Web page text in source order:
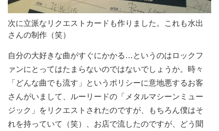
次に立派なリクエストカードも作りました。これも水出
さんの制作（笑）
自分の大好きな曲がすぐにかかる…というのはロックフ
ァンにとってはたまらないのではないでしょうか。時々
「どんな曲でも流す」というポリシーに意地悪するお客
さんがいまして、ルーリードの「メタルマシーンミュー
ジック」をリクエストされたのですが、もちろん僕はそ
れを持っていて（笑）、お店で流したのですが、どう聞